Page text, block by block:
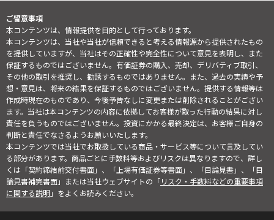
ご留意事項
本コンテンツは、情報提供を目的として行っております。
本コンテンツは、当社や当社が信頼できると考える情報源から提供されたもの
を提供していますが、当社はその正確性や完全性について意見を表明し、また
保証するものではございません。有価証券の購入、売却、デリバティブ取引、
その他の取引を推奨し、勧誘するものではありません。また、過去の実績や予
想・意見は、将来の結果を保証するものではございません。提供する情報等は
作成時現在のものであり、今後予告なしに変更または削除されることがござい
ます。当社は本コンテンツの内容に依拠してお客様が取った行動の結果に対し
責任を負うものではございません。投資にかかる最終決定は、お客様ご自身の
判断と責任でなさるようお願いいたします。
本コンテンツでは当社でお取扱している商品・サービス等について言及してい
る部分があります。商品ごとに手数料等およびリスクは異なりますので、詳し
くは「契約締結前交付書面」、「上場有価証券等書面」、「目論見書」、「目
論見書補完書面」または当社ウェブサイトの「リスク・手数料などの重要事項
に関する説明」をよくお読みください。